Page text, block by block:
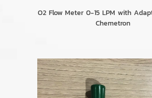
O2 Flow Meter 0-15 LPM with
Chemetron